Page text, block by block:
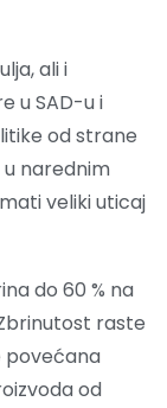
ali i
u SAD-u i
od strane
u narednim
veliki uticaj
do 60 % na
raste
povećana
od